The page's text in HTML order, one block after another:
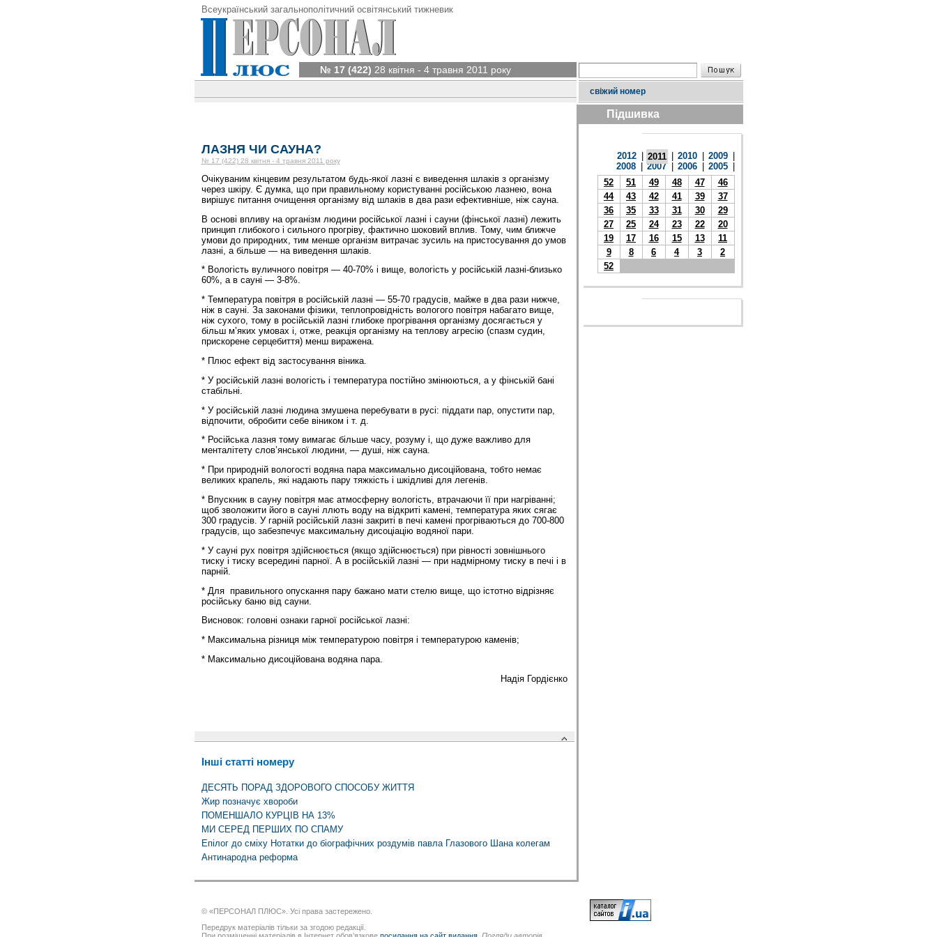
Всеукраїнський загальнополітичний освітянський тижневик
№ 17 (422) 28 квітня - 4 травня 2011 року
свіжий номер
ЛАЗНЯ ЧИ САУНА?
№ 17 (422) 28 квітня - 4 травня 2011 року
Очікуваним кінцевим результатом будь-якої лазні є виведення шлаків з організму
через шкіру. Є думка, що при правильному користуванні російською лазнею, вона
вирішує питання очищення організму від шлаків в два рази ефективніше, ніж сауна.
В основі впливу на організм людини російської лазні і сауни (фінської лазні) лежить
принцип глибокого і сильного прогріву, фактично шоковий вплив. Тому, чим ближче
умови до природних, тим менше організм витрачає зусиль на пристосування до умов
лазні, а більше — на виведення шлаків.
* Вологість вуличного повітря — 40-70% і вище, вологість у російській лазні-близько
60%, а в сауні — 3-8%.
* Температура повітря в російській лазні — 55-70 градусів, майже в два рази нижче,
ніж в сауні. За законами фізики, теплопровідність вологого повітря набагато вище,
ніж сухого, тому в російській лазні глибоке прогрівання організму досягається у
більш м’яких умовах і, отже, реакція організму на теплову агресію (спазм судин,
прискорене серцебиття) менш виражена.
* Плюс ефект від застосування віника.
* У російській лазні вологість і температура постійно змінюються, а у фінській бані
стабільні.
* У російській лазні людина змушена перебувати в русі: піддати пар, опустити пар,
відпочити, обробити себе віником і т. д.
* Російська лазня тому вимагає більше часу, розуму і, що дуже важливо для
менталітету слов’янської людини, — душі, ніж сауна.
* При природній вологості водяна пара максимально дисоційована, тобто немає
великих крапель, які надають пару тяжкість і шкідливі для легенів.
* Впускник в сауну повітря має атмосферну вологість, втрачаючи її при нагріванні;
щоб зволожити його в сауні ллють воду на відкриті камені, температура яких сягає
300 градусів. У гарній російській лазні закриті в печі камені прогріваються до 700-800
градусів, що забезпечує максимальну дисоціацію водяної пари.
* У сауні рух повітря здійснюється (якщо здійснюється) при рівності зовнішнього
тиску і тиску всередині парної. А в російській лазні — при надмірному тиску в печі і в
парній.
* Для правильного опускання пару бажано мати стелю вище, що істотно відрізняє
російську баню від сауни.
Висновок: головні ознаки гарної російської лазні:
* Максимальна різниця між температурою повітря і температурою каменів;
* Максимально дисоційована водяна пара.
Надія Гордієнко
Інші статті номеру
ДЕСЯТЬ ПОРАД ЗДОРОВОГО СПОСОБУ ЖИТТЯ
Жир позначує хвороби
ПОМЕНШАЛО КУРЦІВ НА 13%
МИ СЕРЕД ПЕРШИХ ПО СПАМУ
Епілог до сміху Нотатки до біографічних роздумів павла Глазового Шана колегам
Антинародна реформа
Підшивка
2012 2011 2010 2009
2008
2007 2006 2005
52
51 49 48 47
46
44
43 42 41 39
37
36
35 33 31 30
29
27
25 24 23 22
20
19
17 16 15 13
11
9
8 6 4 3
2
52
© «ПЕРСОНАЛ ПЛЮС». Усі права застережено.
Передрук матеріалів тільки за згодою редакції.